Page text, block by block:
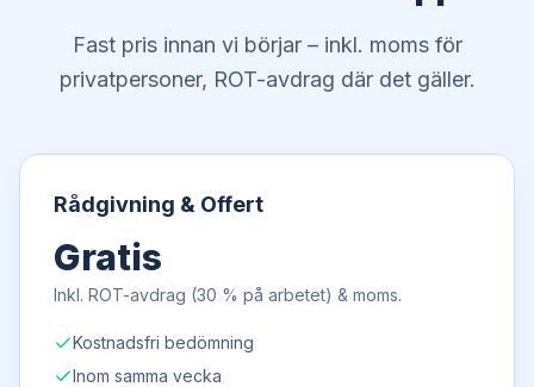
Fast pris innan vi börjar – inkl. moms för
privatpersoner, ROT-avdrag där det gäller.
Rådgivning & Offert
Gratis
Inkl. ROT-avdrag (30 % på arbetet) & moms.
Kostnadsfri bedömning
Inom samma vecka